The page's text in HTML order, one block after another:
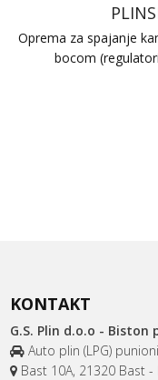
Oprema za spajanje
bocom
KONTAKT
G.S. Plin d.o.o - Biston
Auto plin (LPG)
Bast 10A, 21320 Bast -